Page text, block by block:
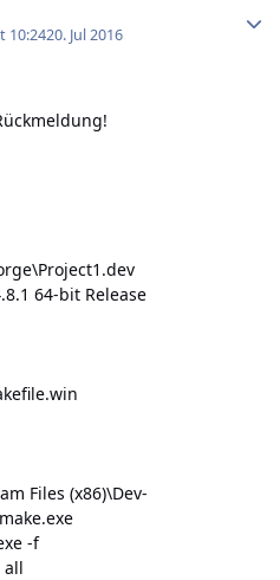
10:2420. Jul 2016
64-bit Release
Files (x86)\Dev-
-f
all